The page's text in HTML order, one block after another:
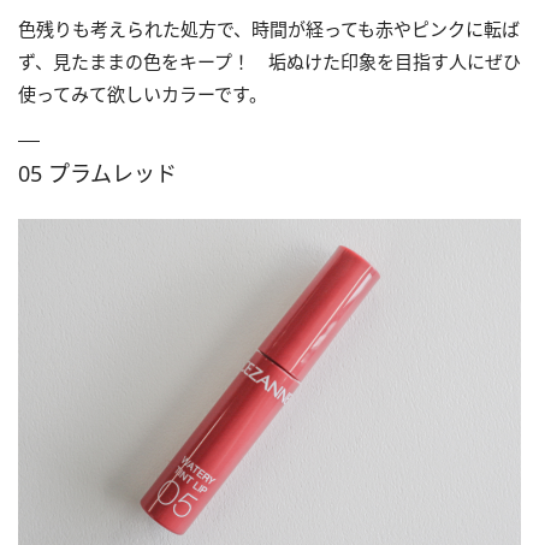
色残りも考えられた処方で、時間が経っても赤やピンクに転ば
ず、見たままの色をキープ！ 垢ぬけた印象を目指す人にぜひ
使ってみて欲しいカラーです。
05 プラムレッド